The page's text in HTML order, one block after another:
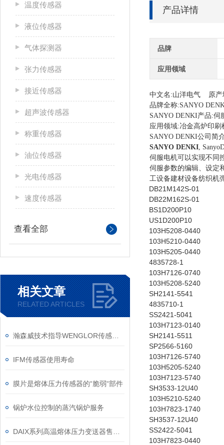
温度传感器
液位传感器
气体探测器
张力传感器
接近传感器
超声波传感器
称重传感器
油位传感器
光电传感器
速度传感器
查看全部
相关文章
RELATED ARTICLES
IFM传感器使用寿命
膜片是熔体压力传感器的“脆弱“部件
锅炉水位控制的蒸汽锅炉服务
产品详情
品牌
应用领域
中文名:山洋电气 原产
品牌全称:SANYO
SANYO DENKI产品:伺
应用领域:冶金高炉印
SANYO DENKI公司简
SANYO DENKI,
伺服电机可以实现不同
伺服参数的编辑、设定
工设备建材设备纺织机
DB21M142S-01
DB22M162S-01
BS1D200P10
US1D200P10
103H5208-0440
103H5210-0440
103H5205-0440
4835728-1
103H7126-0740
103H5208-5240
SH2141-5541
4835710-1
SS2421-5041
103H7123-0140
SH2141-5511
SP2566-5160
103H7126-5740
103H5205-5240
103H7123-5740
SH3533-12U40
103H5210-5240
103H7823-1740
SH3537-12U40
SS2422-5041
103H7823-0440